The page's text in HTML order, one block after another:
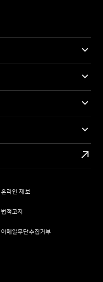
온라인 제보
법적고지
이메일무단수집거부